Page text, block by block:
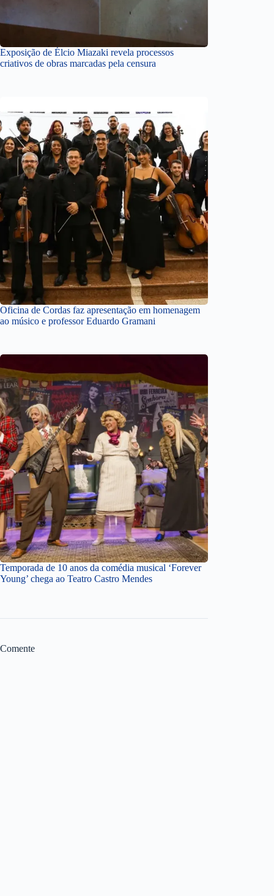
Exposição de Élcio Miazaki revela processos
criativos de obras marcadas pela censura
Oficina de Cordas faz apresentação em homenagem
ao músico e professor Eduardo Gramani
Temporada de 10 anos da comédia musical ‘Forever
Young’ chega ao Teatro Castro Mendes
Comente